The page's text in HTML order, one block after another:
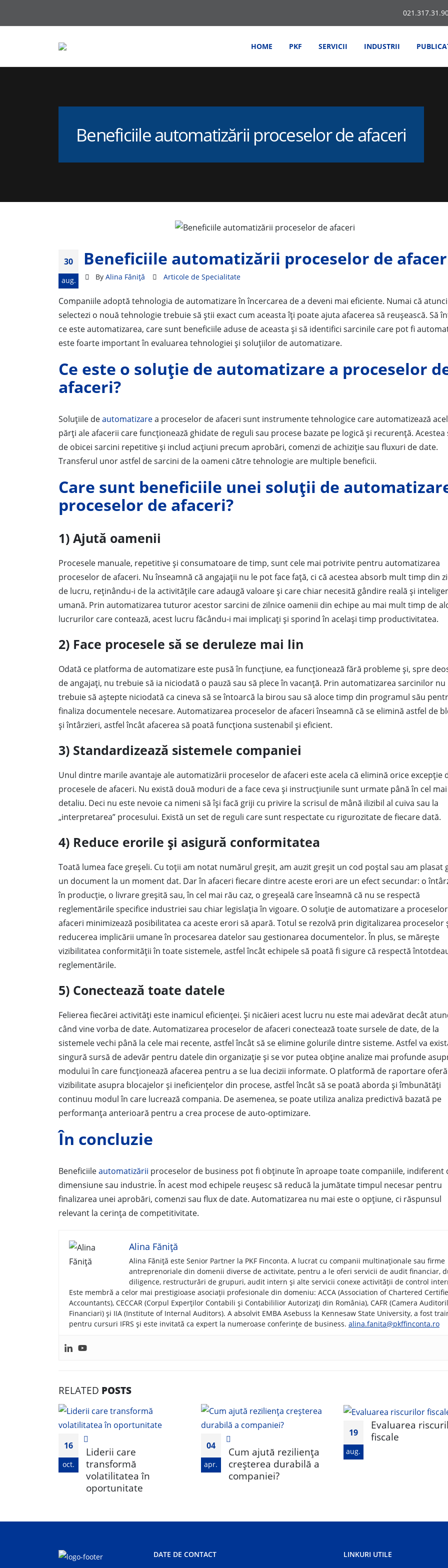
HOME PKF SERVICII INDUSTRII
Beneficiile automatizării proceselor de afaceri
30
aug.
Beneficiile automatizării proceselor de
By Alina Făniță Articole de Specialitate
Companiile adoptă tehnologia de automatizare în încercarea de a deveni mai eficiente. Numai că
selectezi o nouă tehnologie trebuie să știi exact cum aceasta îți poate ajuta afacerea să reușească. Să
ce este automatizarea, care sunt beneficiile aduse de aceasta și să identifici sarcinile care pot fi
este foarte important în evaluarea tehnologiei și soluțiilor de automatizare.
Ce este o soluție de automatizare a proceselor
afaceri?
Soluțiile deautomatizarea proceselor de afaceri sunt instrumente tehnologice care automatizează
părți ale afacerii care funcționează ghidate de reguli sau procese bazate pe logică și recurență. Acestea
de obicei sarcini repetitive și includ acțiuni precum aprobări, comenzi de achiziție sau fluxuri de date.
Transferul unor astfel de sarcini de la oameni către tehnologie are multiple beneficii.
Care sunt beneficiile unei soluții de
proceselor de afaceri?
1) Ajută oamenii
Procesele manuale, repetitive și consumatoare de timp, sunt cele mai potrivite pentru automatizarea
proceselor de afaceri. Nu înseamnă că angajații nu le pot face față, ci că acestea absorb mult timp din
de lucru, reținându-i de la activitățile care adaugă valoare și care chiar necesită gândire reală și
umană. Prin automatizarea tuturor acestor sarcini de zilnice oamenii din echipe au mai mult timp de
lucrurilor care contează, acest lucru făcându-i mai implicați și sporind în același timp productivitatea.
2) Face procesele să se deruleze mai lin
Odată ce platforma de automatizare este pusă în funcțiune, ea funcționează fără probleme și, spre
de angajați, nu trebuie să ia niciodată o pauză sau să plece în vacanță. Prin automatizarea sarcinilor nu
trebuie să aștepte niciodată ca cineva să se întoarcă la birou sau să aloce timp din programul său
finaliza documentele necesare. Automatizarea proceselor de afaceri înseamnă că se elimină astfel de
și întârzieri, astfel încât afacerea să poată funcționa sustenabil și eficient.
3) Standardizează sistemele companiei
Unul dintre marile avantaje ale automatizării proceselor de afaceri este acela că elimină orice excepție
procesele de afaceri. Nu există două moduri de a face ceva și instrucțiunile sunt urmate până în cel
detaliu. Deci nu este nevoie ca nimeni să își facă griji cu privire la scrisul de mână ilizibil al cuiva sau la
„interpretarea” procesului. Există un set de reguli care sunt respectate cu rigurozitate de fiecare dată.
4) Reduce erorile și asigură conformitatea
Toată lumea face greșeli. Cu toții am notat numărul greșit, am auzit greșit un cod poștal sau am plasat
un document la un moment dat. Dar în afaceri fiecare dintre aceste erori are un efect secundar: o
în producție, o livrare greșită sau, în cel mai rău caz, o greșeală care înseamnă că nu se respectă
reglementările specifice industriei sau chiar legislația în vigoare. O soluție de automatizare a
afaceri minimizează posibilitatea ca aceste erori să apară. Totul se rezolvă prin digitalizarea proceselor
reducerea implicării umane în procesarea datelor sau gestionarea documentelor. În plus, se mărește
vizibilitatea conformității în toate sistemele, astfel încât echipele să poată fi sigure că respectă
reglementările.
5) Conectează toate datele
Felierea fiecărei activități este inamicul eficienței. Și nicăieri acest lucru nu este mai adevărat decât
când vine vorba de date. Automatizarea proceselor de afaceri conectează toate sursele de date, de la
sistemele vechi până la cele mai recente, astfel încât să se elimine golurile dintre sisteme. Astfel va
singură sursă de adevăr pentru datele din organizație și se vor putea obține analize mai profunde
modului în care funcționează afacerea pentru a se lua decizii informate. O platformă de raportare oferă
vizibilitate asupra blocajelor și ineficiențelor din procese, astfel încât să se poată aborda și îmbunătăți
continuu modul în care lucrează compania. De asemenea, se poate utiliza analiza predictivă bazată pe
performanța anterioară pentru a crea procese de auto-optimizare.
În concluzie
Beneficiileautomatizării proceselor de business pot fi obținute în aproape toate companiile, indiferent
dimensiune sau industrie. În acest mod echipele reușesc să reducă la jumătate timpul necesar pentru
finalizarea unei aprobări, comenzi sau flux de date. Automatizarea nu mai este o opțiune, ci răspunsul
relevant la cerința de competitivitate.
Alina Făniță
Alina Făniță este Senior Partner la PKF Finconta. A lucrat cu companii multinaționale sau firme
antreprenoriale din domenii diverse de activitate, pentru a le oferi servicii de audit financiar,
diligence, restructurări de grupuri, audit intern și alte servicii conexe activității de control
Este membră a celor mai prestigioase asociații profesionale din domeniu: ACCA (Association of Chartered
Accountants), CECCAR (Corpul Experților Contabili și Contabililior Autorizați din România), CAFR (Camera
Financiari) și IIA (Institute of Internal Auditors). A absolvit EMBA Asebuss la Kennesaw State University, a fost
pentru cursuri IFRS și este invitată ca expert la numeroase conferințe de business. alina.fanita@pkffinconta.ro
RELATED POSTS
16
oct.
Liderii care
transformă
volatilitatea în
oportunitate
04
apr.
Cum ajută reziliența
creșterea durabilă a
companiei?
19
aug.
Evaluarea
fiscale
DATE DE CONTACT
LINKURI UTILE